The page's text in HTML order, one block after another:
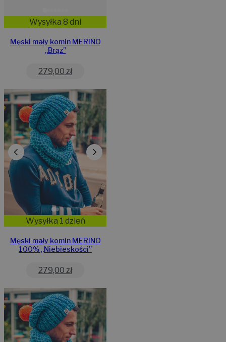
Wysyłka 8 dni
Męski mały komin MERINO
„Brąz”
279,00 zł
Wysyłka 1 dzień
Męski mały komin MERINO
100% „Niebieskości”
279,00 zł